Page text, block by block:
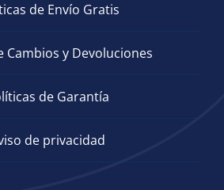
de Envío Gratis
Cambios y Devoluciones
de Garantía
de privacidad